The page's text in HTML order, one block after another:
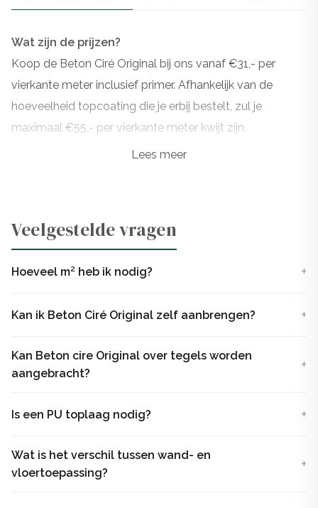
Wat zijn de prijzen?
Koop de Beton Ciré Original bij ons vanaf €31,- per
vierkante meter inclusief primer. Afhankelijk van de
hoeveelheid topcoating die je erbij bestelt, zul je
maximaal €55,- per vierkante meter kwijt zijn.
Wil je extra instructies erbij? Dan staan onze experts
Bestel hier de Beton Ciré Original. Je ontvangt de kant
en klare beton ciré pasta op kleur, inclusief primer. Twijfel
je nog over de kleur? Hier kun je een kleurpakket
de slag! Je kunt ook gratiskleurstalenaanvragen.
Lees meer
Veelgestelde vragen
Hoeveel m² heb ik nodig?
Kan ik Beton Ciré Original zelf aanbrengen?
Kan Beton cire Original over tegels worden
aangebracht?
Is een PU toplaag nodig?
Wat is het verschil tussen wand- en
vloertoepassing?